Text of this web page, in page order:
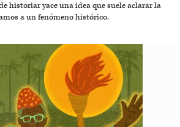
historiar yace una idea que suele aclarar la
a un fenómeno histórico.